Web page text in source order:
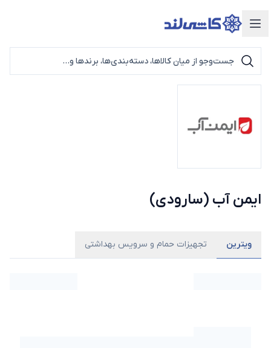
دسته‌بندی محصولات
ایمن آب (سارودی)
ویترین تجهیزات حمام و سرویس بهداشتی